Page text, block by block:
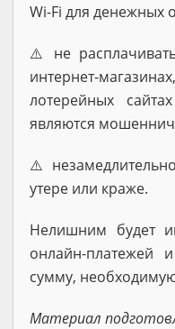
Wi-Fi для денежных
⚠️ не
интернет-
лотерейных
являются
⚠️
утере или краже.
Нелишним будет
онлайн-платежей
сумму,
Материал